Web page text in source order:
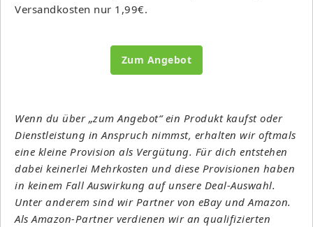
Versandkosten nur 1,99€.
Zum Angebot
Wenn du über „zum Angebot“ ein Produkt kaufst oder
Dienstleistung in Anspruch nimmst, erhalten wir oftmals
eine kleine Provision als Vergütung. Für dich entstehen
dabei keinerlei Mehrkosten und diese Provisionen haben
in keinem Fall Auswirkung auf unsere Deal-Auswahl.
Unter anderem sind wir Partner von eBay und Amazon.
Als Amazon-Partner verdienen wir an qualifizierten